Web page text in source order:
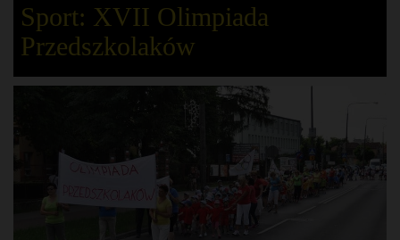
Sport: XVII Olimpiada
Przedszkolaków